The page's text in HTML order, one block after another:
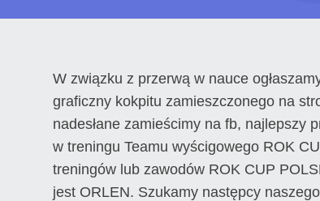
W związku z przerwą w nauce
graficzny kokpitu zamieszczonego na
nadesłane zamieścimy na fb, najlepszy
w treningu Teamu wyścigowego ROK
treningów lub zawodów ROK CUP
jest ORLEN. Szukamy następcy